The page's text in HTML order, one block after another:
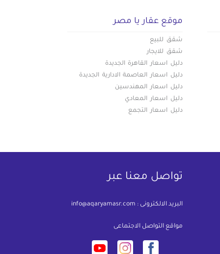
موقع عقار يا مصر
شقق للبيع
شقق للايجار
دليل اسعار القاهرة الجديدة
دليل اسعار العاصمة الادارية الجديدة
دليل اسعار المهندسين
دليل اسعار المعادي
دليل اسعار التجمع
تواصل معنا عبر
البريد الالكترونى : info@aqaryamasr.com
مواقع التواصل الاجتماعى